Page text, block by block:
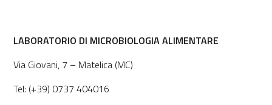
LABORATORIO DI MICROBIOLOGIA ALIMENTARE
Via Giovani, 7 – Matelica (MC)
Tel: (+39) 0737 404016